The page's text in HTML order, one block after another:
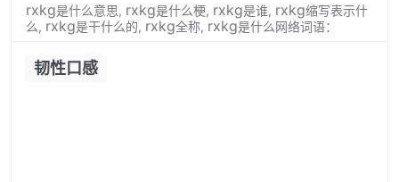
rxkg是什么意思, rxkg是什么梗, rxkg是谁, rxkg缩写表示什
么, rxkg是干什么的, rxkg全称, rxkg是什么网络词语：
韧性口感